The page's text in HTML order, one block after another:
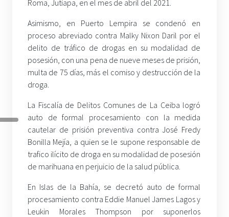
Roma, Jutiapa, en el mes de abril del 2021.
Asimismo, en Puerto Lempira se condenó en
proceso abreviado contra Malky Nixon Daril por el
delito de tráfico de drogas en su modalidad de
posesión, con una pena de nueve meses de prisión,
multa de 75 días, más el comiso y destrucción de la
droga.
La Fiscalía de Delitos Comunes de La Ceiba logró
auto de formal procesamiento con la medida
cautelar de prisión preventiva contra José Fredy
Bonilla Mejía, a quien se le supone responsable de
trafico ilícito de droga en su modalidad de posesión
de marihuana en perjuicio de la salud pública.
En Islas de la Bahía, se decretó auto de formal
procesamiento contra Eddie Manuel James Lagos y
Leukin Morales Thompson por suponerlos